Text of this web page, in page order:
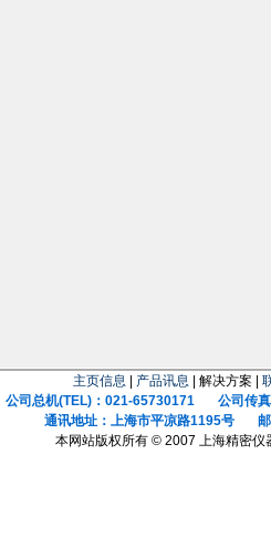
主页信息 产品讯息 | 解决方案 |
公司总机(TEL)：021-65730171 公司传真
通讯地址：上海市平凉路1195号 邮
本网站版权所有 © 2007 上海精密仪